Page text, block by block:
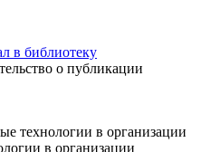
в библиотеку
о публикации
в организации